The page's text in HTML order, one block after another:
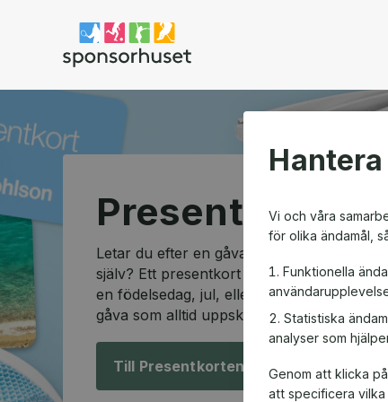
Vi och våra
för olika ändamål,
Funktionella
Statistiska
analyser som
Genom att klicka
att specificera
Sponsorhuset shop
Letar du efter en gåva som passar alla
själv? Ett presentkort är den perfekta
en födelsedag, jul, eller en speciell
gåva som alltid uppskattas.
Till Presentkorten!